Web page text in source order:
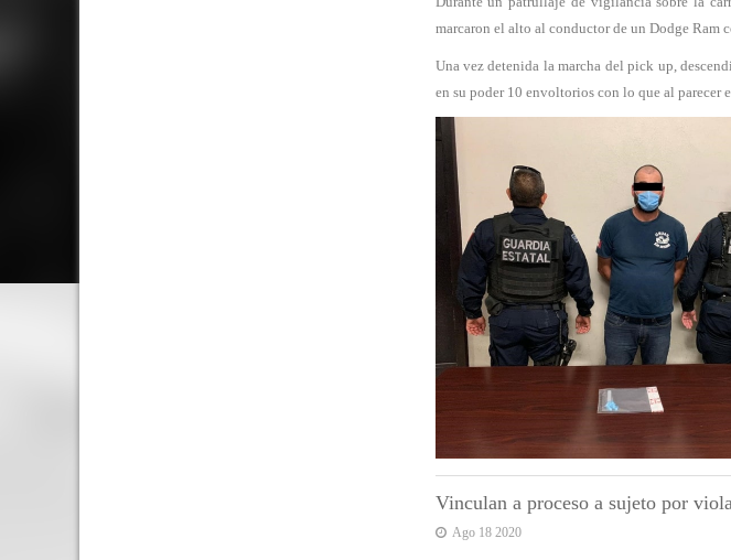
marcaron el alto al conductor de un Dodge
Una vez detenida la marcha del pick up,
en su poder 10 envoltorios con lo que al parecer
Vinculan a proceso a sujeto por
Ago 18 2020